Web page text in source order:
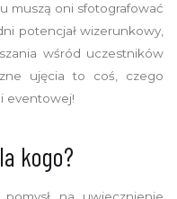
muszą oni sfotografować
potencjał wizerunkowy,
wśród uczestników
ujęcia to coś, czego
eventowej!
kogo?